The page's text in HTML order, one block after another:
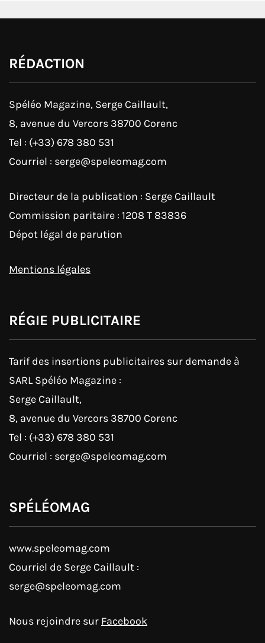
RÉDACTION
Spéléo Magazine, Serge Caillault,
8, avenue du Vercors 38700 Corenc
Tel : (+33) 678 380 531
Courriel : serge@speleomag.com
Directeur de la publication : Serge Caillault
Commission paritaire : 1208 T 83836
Dépot légal de parution
Mentions légales
RÉGIE PUBLICITAIRE
Tarif des insertions publicitaires sur demande à
SARL Spéléo Magazine :
Serge Caillault,
8, avenue du Vercors 38700 Corenc
Tel : (+33) 678 380 531
Courriel : serge@speleomag.com
SPÉLÉOMAG
www.speleomag.com
Courriel de Serge Caillault :
serge@speleomag.com
Nous rejoindre sur Facebook